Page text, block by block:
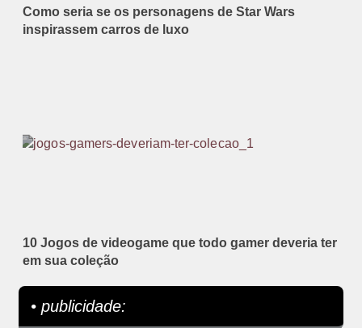
Como seria se os personagens de Star Wars
inspirassem carros de luxo
10 Jogos de videogame que todo gamer deveria ter
em sua coleção
• publicidade: